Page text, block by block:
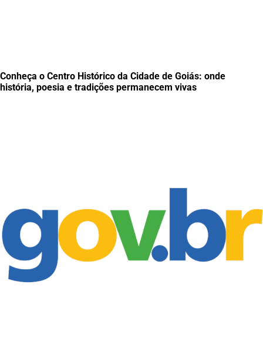
Conheça o Centro Histórico da Cidade de Goiás: onde
história, poesia e tradições permanecem vivas